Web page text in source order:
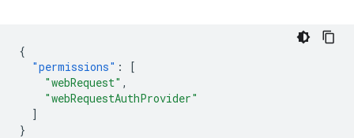
{
"permissions" :
[
"webRequest" ,
"webRequestAuthProvider"
]
}